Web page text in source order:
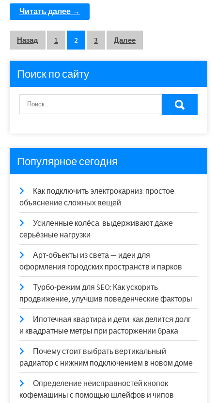
Читать далее →
Пагинация
записей
Назад 1 2 3 Далее
Поиск по сайту
Популярное сегодня
Как подключить электрокарниз: простое
объяснение сложных вещей
Усиленные колёса: выдерживают даже
серьёзные нагрузки
Арт-объекты из света — идеи для
оформления городских пространств и парков
Турбо-режим для SEO: Как ускорить
продвижение, улучшив поведенческие факторы
Ипотечная квартира и дети: как делится долг
и квадратные метры при расторжении брака
Почему стоит выбрать вертикальный
радиатор с нижним подключением в новом доме
Определение неисправностей кнопок
кофемашины с помощью шлейфов и чипов